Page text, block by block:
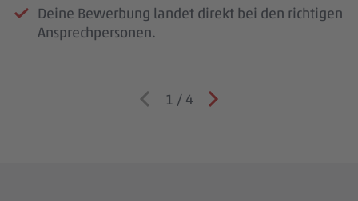
Deine Bewerbung landet direkt bei den richtigen
Ansprechpersonen.
1 / 4